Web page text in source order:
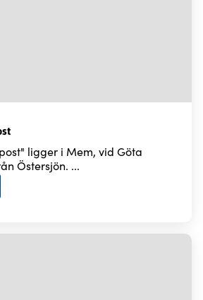
ligger i Mem, vid Göta
Östersjön. ...